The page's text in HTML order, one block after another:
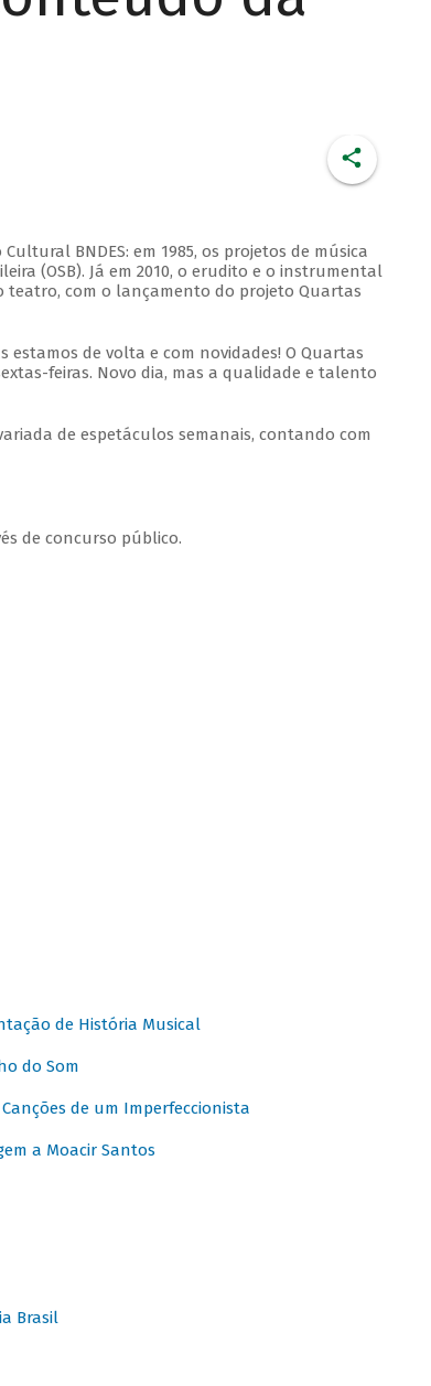
BNDES: em 1985, os projetos de música
(OSB). Já em 2010, o erudito e o instrumental
com o lançamento do projeto Quartas
de volta e com novidades! O Quartas
feiras. Novo dia, mas a qualidade e talento
de espetáculos semanais, contando com
de concurso público.
de História Musical
do Som
Canções de um Imperfeccionista
a Moacir Santos
Brasil